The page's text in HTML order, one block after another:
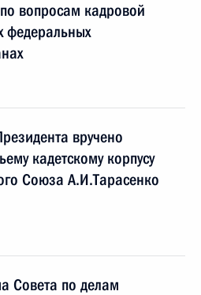
вопросам кадровой
федеральных
вручено
кадетскому корпусу
Союза А.И.Тарасенко
Совета по делам